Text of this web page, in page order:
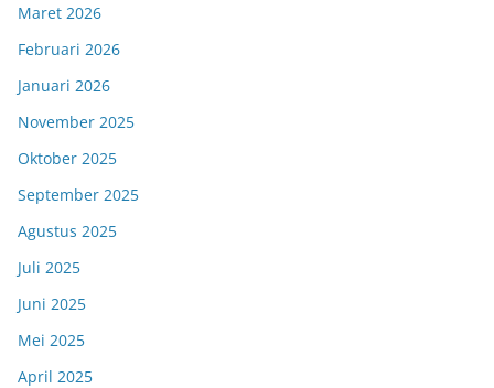
Maret 2026
Februari 2026
Januari 2026
November 2025
Oktober 2025
September 2025
Agustus 2025
Juli 2025
Juni 2025
Mei 2025
April 2025